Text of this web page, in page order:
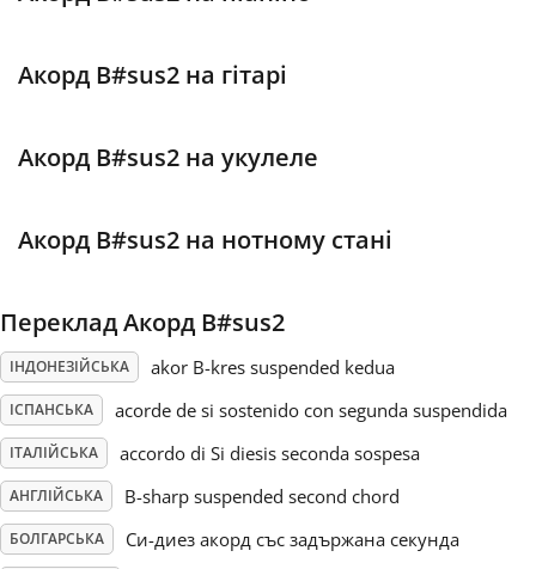
Português
Русский
Svenska
Акорд B#sus2 на гітарі
Акорд B#sus2 на укулеле
Акорд B#sus2 на нотному стані
Переклад Акорд B#sus2
ІНДОНЕЗІЙСЬКА akor B-kres suspended kedua
ІСПАНСЬКА acorde de si sostenido con segunda suspendida
ІТАЛІЙСЬКА accordo di Si diesis seconda sospesa
АНГЛІЙСЬКА B-sharp suspended second chord
БОЛГАРСЬКА Си-диез акорд със задържана секунда